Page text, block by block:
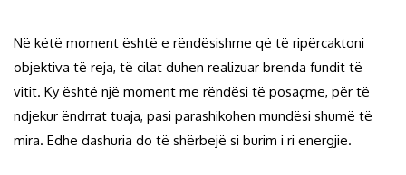
Në këtë moment është e rëndësishme që të ripërcaktoni
objektiva të reja, të cilat duhen realizuar brenda fundit të
vitit. Ky është një moment me rëndësi të posaçme, për të
ndjekur ëndrrat tuaja, pasi parashikohen mundësi shumë të
mira. Edhe dashuria do të shërbejë si burim i ri energjie.